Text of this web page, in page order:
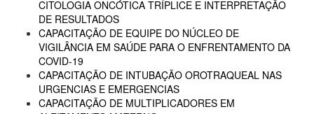
CITOLOGIA ONCÓTICA TRÍPLICE E INTERPRETAÇÃO
DE RESULTADOS
CAPACITAÇÃO DE EQUIPE DO NÚCLEO DE
VIGILÂNCIA EM SAÚDE PARA O ENFRENTAMENTO DA
COVID-19
CAPACITAÇÃO DE INTUBAÇÃO OROTRAQUEAL NAS
URGENCIAS E EMERGENCIAS
CAPACITAÇÃO DE MULTIPLICADORES EM